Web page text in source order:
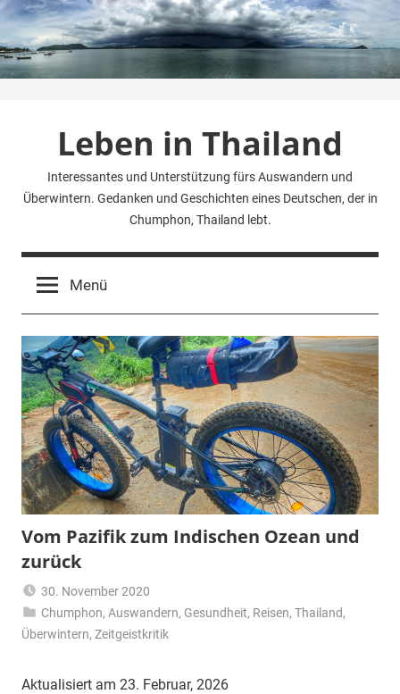
Zum
Inhalt
springen
Leben in Thailand
Interessantes und Unterstützung fürs Auswandern und
Überwintern. Gedanken und Geschichten eines Deutschen, der in
Chumphon, Thailand lebt.
Menü
Vom Pazifik zum Indischen Ozean und
zurück
30. November 2020
Matt
Chumphon,Auswandern, Gesundheit, Reisen,Thailand,
Überwintern, Zeitgeistkritik
Aktualisiert am 23. Februar, 2026